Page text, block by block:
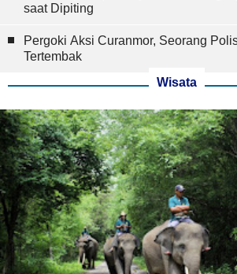
saat Dipiting
Pergoki Aksi Curanmor, Seorang
Tertembak
Wisata